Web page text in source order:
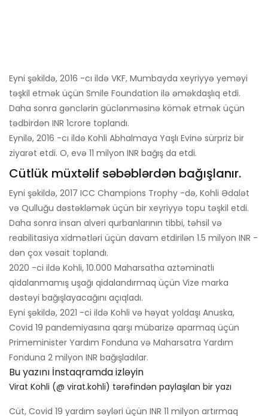
Eyni şəkildə, 2016 -cı ildə VKF, Mumbayda xeyriyyə yeməyi
təşkil etmək üçün Smile Foundation ilə əməkdaşlıq etdi.
Daha sonra gənclərin güclənməsinə kömək etmək üçün
tədbirdən INR 1crore toplandı.
Eynilə, 2016 -cı ildə Kohli Abhalmaya Yaşlı Evinə sürpriz bir
ziyarət etdi. O, evə 11 milyon INR bağış da etdi.
Cütlük müxtəlif səbəblərdən bağışlanır.
Eyni şəkildə, 2017 ICC Champions Trophy -də, Kohli Ədalət
və Qulluğu dəstəkləmək üçün bir xeyriyyə topu təşkil etdi.
Daha sonra insan alveri qurbanlarının tibbi, təhsil və
reabilitasiya xidmətləri üçün davam etdirilən 1.5 milyon INR -
dən çox vəsait toplandı.
2020 -ci ildə Kohli, 10.000 Maharsatha aztəminatlı
qidalanmamış uşağı qidalandırmaq üçün Vize marka
dəstəyi bağışlayacağını açıqladı.
Eyni şəkildə, 2021 -ci ildə Kohli və həyat yoldaşı Anuska,
Covid 19 pandemiyasına qarşı mübarizə aparmaq üçün
Primeminister Yardım Fonduna və Maharsatra Yardım
Fonduna 2 milyon INR bağışladılar.
Bu yazını İnstaqramda izləyin
Virat Kohli (@ virat.kohli) tərəfindən paylaşılan bir yazı
Cüt, Covid 19 yardım səyləri üçün INR 11 milyon artırmaq